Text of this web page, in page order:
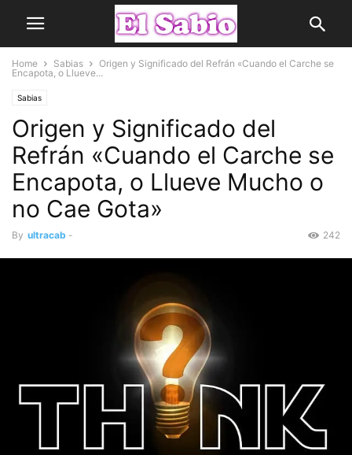
Home Sabias
Origen y Significado del Refrán «Cuando el Carche se
Encapota, o Llueve...
Sabias
Origen y Significado del
Refrán «Cuando el Carche se
Encapota, o Llueve Mucho o
no Cae Gota»
By ultracab - 242